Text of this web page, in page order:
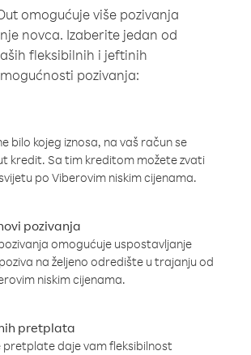
omogućuje više pozivanja
novca. Izaberite jedan od
fleksibilnih i jeftinih
mogućnosti pozivanja:
bilo kojeg iznosa, na vaš račun se
kredit. Sa tim kreditom možete zvati
po Viberovim niskim cijenama.
pozivanja
omogućuje uspostavljanje
na željeno odredište u trajanju od
niskim cijenama.
pretplata
pretplate daje vam fleksibilnost